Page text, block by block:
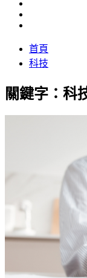
首頁
科技
關鍵字：科